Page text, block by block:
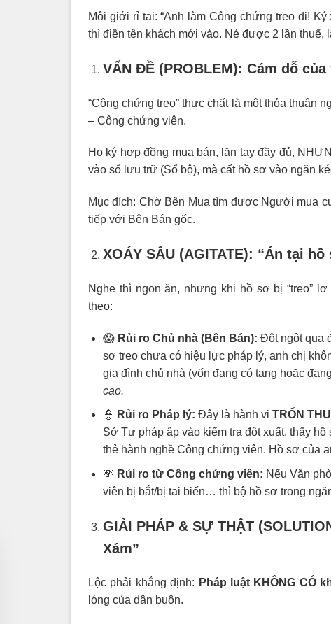
Môi giới rỉ tai: “Anh làm Công chứng treo đi!
thì điền tên khách mới vào. Né được 2 lần thuế,
VẤN ĐỀ (PROBLEM): Cám dỗ của
“Công chứng treo” thực chất là một thỏa thuận
– Công chứng viên.
Họ ký hợp đồng mua bán, lăn tay đầy đủ,
vào sổ lưu trữ (Sổ bộ), mà cất hồ sơ vào ngăn
Mục đích: Chờ Bên Mua tìm được Người mua
tiếp với Bên Bán gốc.
XOÁY SÂU (AGITATE): “Án tại
Nghe thì ngon ăn, nhưng khi hồ sơ bị “treo”
theo:
😱 Rủi ro Chủ nhà (Bên Bán): Đột ngột qua
sơ treo chưa có hiệu lực pháp lý, anh chị
gia đình chủ nhà (vốn đang có tang hoặc
cao.
👮 Rủi ro Pháp lý: Đây là hành vi TRỐN
Sở Tư pháp ập vào kiểm tra đột xuất, thấy
thẻ hành nghề Công chứng viên. Hồ sơ của
💸 Rủi ro từ Công chứng viên: Nếu Văn
viên bị bắt/bị tai biến… thì bộ hồ sơ trong
GIẢI PHÁP & SỰ THẬT
Xám”
Lộc phải khẳng định: Pháp luật KHÔNG CÓ
lóng của dân buôn.